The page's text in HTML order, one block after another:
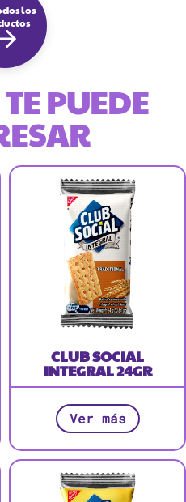
PUEDE
los
CLUB SOCIAL
INTEGRAL 24GR
Ver más